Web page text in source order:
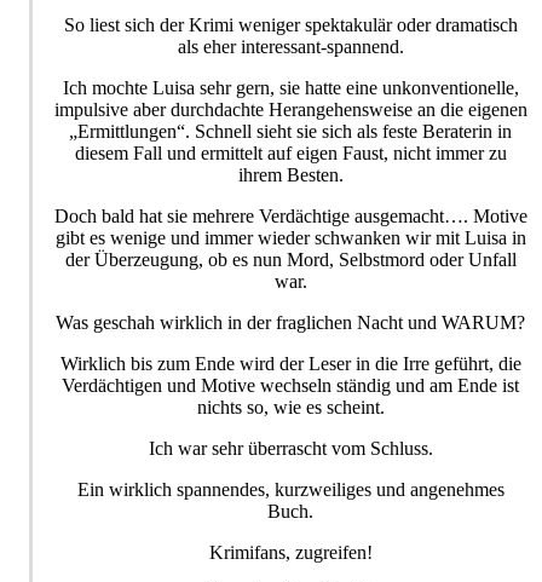
So liest sich der Krimi weniger spektakulär oder dramatisch
als eher interessant-spannend.
Ich mochte Luisa sehr gern, sie hatte eine unkonventionelle,
impulsive aber durchdachte Herangehensweise an die eigenen
„Ermittlungen“. Schnell sieht sie sich als feste Beraterin in
diesem Fall und ermittelt auf eigen Faust, nicht immer zu
ihrem Besten.
Doch bald hat sie mehrere Verdächtige ausgemacht…. Motive
gibt es wenige und immer wieder schwanken wir mit Luisa in
der Überzeugung, ob es nun Mord, Selbstmord oder Unfall
war.
Was geschah wirklich in der fraglichen Nacht und WARUM?
Wirklich bis zum Ende wird der Leser in die Irre geführt, die
Verdächtigen und Motive wechseln ständig und am Ende ist
nichts so, wie es scheint.
Ich war sehr überrascht vom Schluss.
Ein wirklich spannendes, kurzweiliges und angenehmes
Buch.
Krimifans, zugreifen!